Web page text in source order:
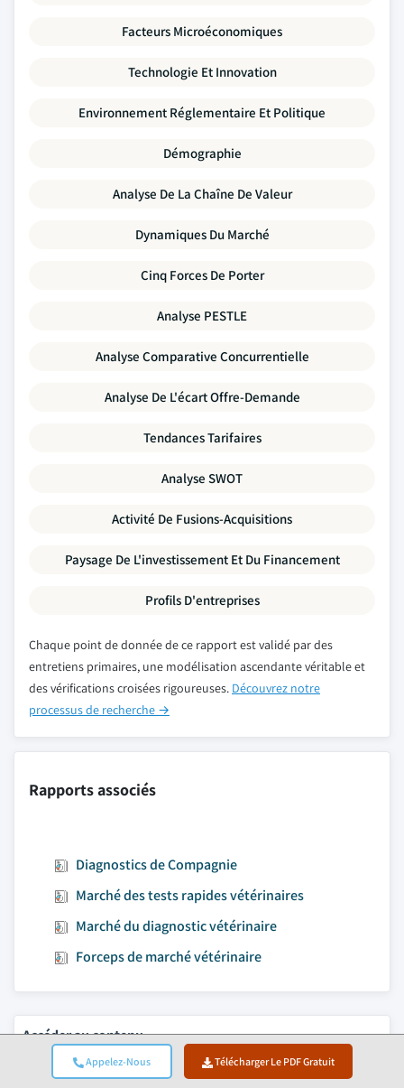
Appelez-Nous Télécharger Le PDF Gratuit
Facteurs Microéconomiques
Technologie Et Innovation
Environnement Réglementaire Et Politique
Démographie
Analyse De La Chaîne De Valeur
Dynamiques Du Marché
Cinq Forces De Porter
Analyse PESTLE
Analyse Comparative Concurrentielle
Analyse De L'écart Offre-Demande
Tendances Tarifaires
Analyse SWOT
Activité De Fusions-Acquisitions
Paysage De L'investissement Et Du Financement
Profils D'entreprises
Chaque point de donnée de ce rapport est validé par des
entretiens primaires, une modélisation ascendante véritable et
des vérifications croisées rigoureuses. Découvrez notre
processus de recherche →
Rapports associés
Diagnostics de Compagnie
Marché des tests rapides vétérinaires
Marché du diagnostic vétérinaire
Forceps de marché vétérinaire
Accéder au contenu
Taille du marché